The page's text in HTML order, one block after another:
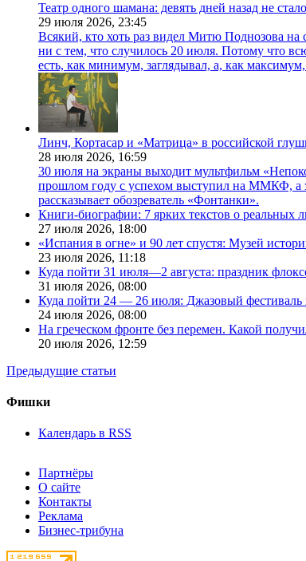
Театр одного шамана: девять дней назад не
29 июля 2026, 23:45
Всякий, кто хоть раз видел Митю Поднозова на
ни с тем, что случилось 20 июля. Потому что
есть, как минимум, заглядывал, а, как
Линч, Кортасар и «Матрица» в российской
28 июля 2026, 16:59
30 июля на экраны выходит мультфильм
прошлом году с успехом выступил на ММКФ, а
рассказывает обозреватель «Фонтанки».
Книги-биографии: 7 ярких текстов о реальных
27 июля 2026, 18:00
«Испания в огне» и 90 лет спустя: Музей
23 июля 2026, 11:18
Куда пойти 31 июля—2 августа: праздник
31 июля 2026, 08:00
Куда пойти 24 — 26 июля: Джазовый
24 июля 2026, 08:00
На греческом фронте без перемен. Какой
20 июля 2026, 12:59
Предыдущие статьи
Фишки
Календарь в RSS
Партнёры
О сайте
Контакты
Реклама
Бизнес-трибуна